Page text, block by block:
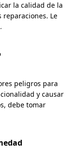
la calidad de la
Le
peligros para
y causar
debe tomar